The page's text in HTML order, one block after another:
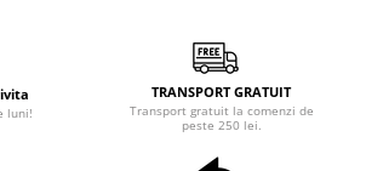
luni!
TRANSPORT GRATUIT
Transport gratuit la comenzi de
peste 250 lei.